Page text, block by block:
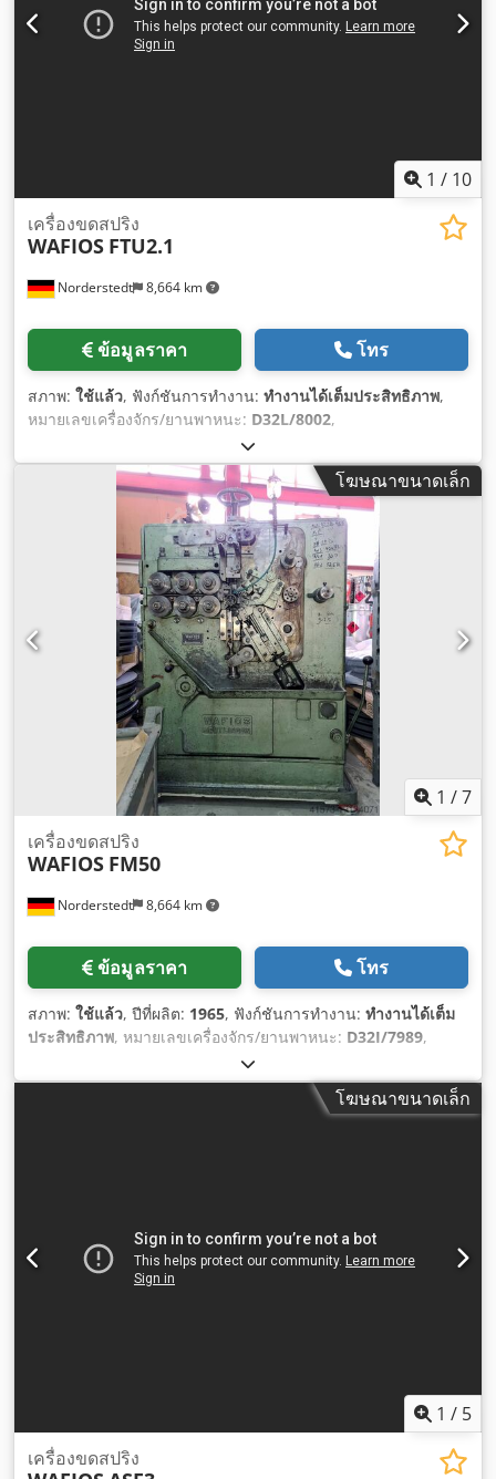
1 / 10
Norderstedt 8,664 km
เครื่องขดสปริง
WAFIOS FTU2.1
ข้อมูลราคา โทร
สภาพ: ใช้แล้ว, ฟังก์ชันการทำงาน: ทำงานได้เต็มประสิทธิภาพ,
หมายเลขเครื่องจักร/ยานพาหนะ: D32L/8002,
โฆษณาขนาดเล็ก
1 /7
Norderstedt 8,664 km
เครื่องขดสปริง
WAFIOS FM50
ข้อมูลราคา โทร
สภาพ: ใช้แล้ว, ปีที่ผลิต: 1965, ฟังก์ชันการทำงาน: ทำงานได้เต็ม
ประสิทธิภาพ, หมายเลขเครื่องจักร/ยานพาหนะ: D32I/7989,
โฆษณาขนาดเล็ก
1 / 5
เครื่องขดสปริง